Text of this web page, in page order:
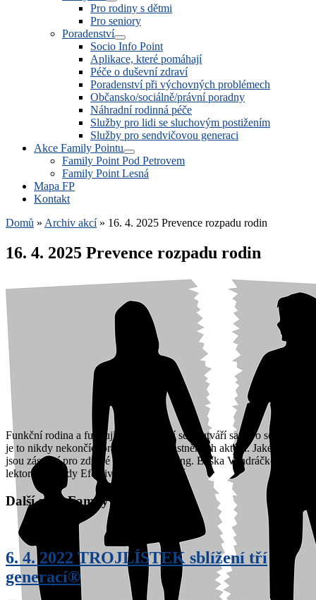
Pro rodiny s dětmi
Pro seniory
Poradenství
Socio Info Point
Aplikace, které pomáhají
Péče o duševní zdraví
Poradenství při výchovných problémech
Občansko/sociálně/právní poradny
Náhradní rodinná péče
Služby pro lidi se sluchovým postižením
Služby pro sendvičovou generaci
Akce Family Pointu
Family Point Pod Petrovem
Family Point Lesná
Mapa FP
Kontakt
Domů » Archiv akcí » 16. 4. 2025 Prevence rozpadu rodin
16. 4. 2025 Prevence rozpadu rodin
Funkční rodina a fungující vztahy v ní se neutváří samy o sobě, ale
je to nikdy nekončící práce všech zúčastněných aktérů. Jaké faktory
jsou zásadní pro zdravé vztahy poradí Ing. Eliška Vondráčková,
lektorka metody Efektivního rodičovství.
Další akce Family Pointu
6. 4. 2022 TROJLÍSTEK sblížení tří
generací®